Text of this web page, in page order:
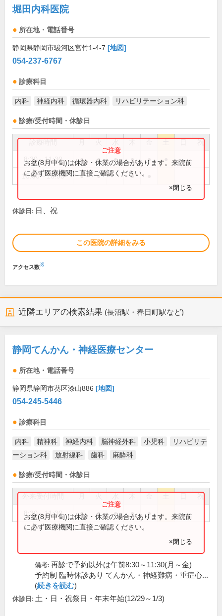
堀田内科医院
所在地・電話番号
静岡県静岡市駿河区宮竹1-4-7 [地図]
054-237-6767
診療科目
内科 神経内科 循環器内科 リハビリテーション科
診療/受付時間・休診日
祝
8:30～11:30 ● ● ● ● ●
15:00～18:00 ● ● ●
お盆(8月中旬)は休診・休業の場合があります。来院前
に必ず医療機関に直接ご確認ください。
×閉じる
休診日: 日、祝
この医院の詳細をみる
アクセス数※
近隣エリアの検索結果 (長沼駅・春日町駅など)
静岡てんかん・神経医療センター
所在地・電話番号
静岡県静岡市葵区漆山886 [地図]
054-245-5446
診療科目
内科 精神科 神経内科 脳神経外科 小児科
リハビリテ
ーション科
放射線科 歯科 麻酔科
診療/受付時間・休診日
祝
8:30～11:30 ● ● ● ● ●
お盆(8月中旬)は休診・休業の場合があります。来院前
に必ず医療機関に直接ご確認ください。
×閉じる
備考: 再診で予約以外は午前8:30～11:30(月～金)
予約制 臨時休診あり てんかん・神経難病・重症心...
(続きを読む)
休診日: 土・日・祝祭日・年末年始(12/29～1/3)